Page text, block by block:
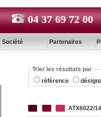
04 37 69 72 00
Trier les résultats par
référence
ATX6022/
Société Partenaires